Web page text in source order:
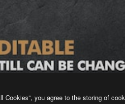
Cookies”, you agree to the storing of